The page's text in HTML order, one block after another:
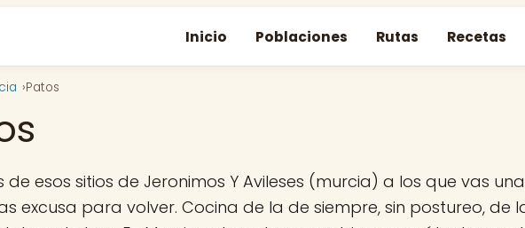
Inicio Poblaciones Rutas Recetas
Patos
de esos sitios de Jeronimos Y Avileses (murcia) a los que vas
excusa para volver. Cocina de la de siempre, sin postureo, de